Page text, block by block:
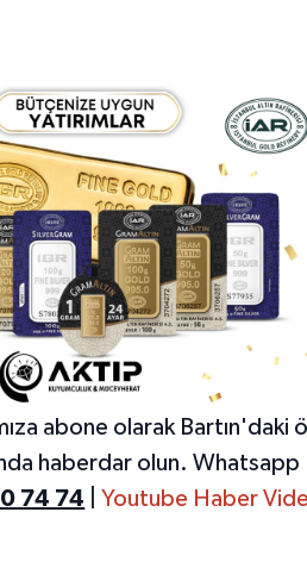
abone olarak Bartın'daki
haberdar olun. Whatsapp
74 74 Youtube Haber